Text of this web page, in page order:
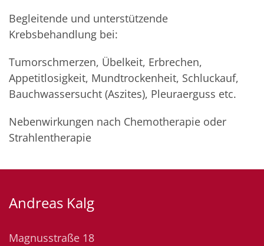
Begleitende und unterstützende
Krebsbehandlung bei:
Tumorschmerzen, Übelkeit, Erbrechen,
Appetitlosigkeit, Mundtrockenheit, Schluckauf,
Bauchwassersucht (Aszites), Pleuraerguss etc.
Nebenwirkungen nach Chemotherapie oder
Strahlentherapie
Andreas Kalg
Magnusstraße 18